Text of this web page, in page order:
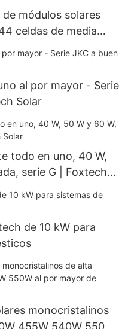
módulos solares
celdas de media
al por mayor - Serie
Solar
todo en uno, 40 W,
serie G | Foxtech
de 10 kW para
monocristalinos
455W 540W 550W